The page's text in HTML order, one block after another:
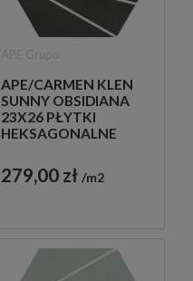
APE/CARMEN KLEN
SUNNY OBSIDIANA
23X26 PŁYTKI
HEKSAGONALNE
GRESOWE
279,00 zł m2